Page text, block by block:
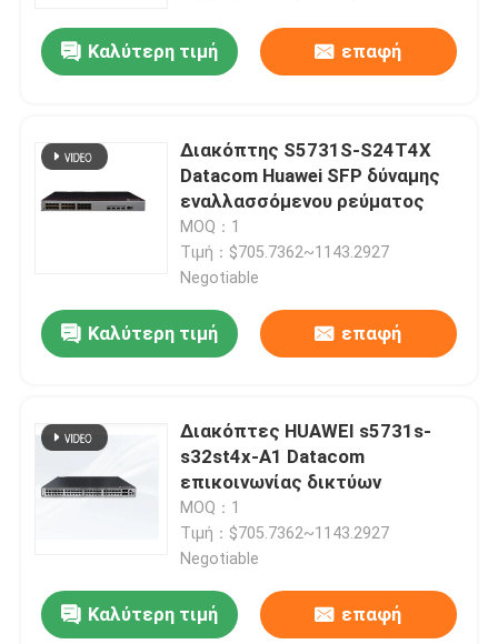
Καλύτερη τιμή επαφή
Διακόπτης S5731S-S24T4X
Datacom Huawei SFP δύναμης
εναλλασσόμενου ρεύματος
MOQ：1
Τιμή：$705.7362~1143.2927
Negotiable
Καλύτερη τιμή επαφή
Διακόπτες HUAWEI s5731s-
s32st4x-Α1 Datacom
επικοινωνίας δικτύων
MOQ：1
Τιμή：$705.7362~1143.2927
Negotiable
Καλύτερη τιμή επαφή